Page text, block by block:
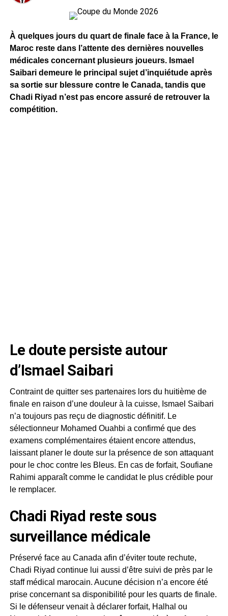
À quelques jours du quart de finale face à la France, le
Maroc reste dans l’attente des dernières nouvelles
médicales concernant plusieurs joueurs. Ismael
Saibari demeure le principal sujet d’inquiétude après
sa sortie sur blessure contre le Canada, tandis que
Chadi Riyad n’est pas encore assuré de retrouver la
compétition.
Le doute persiste autour
d’Ismael Saibari
Contraint de quitter ses partenaires lors du huitième de
finale en raison d’une douleur à la cuisse, Ismael Saibari
n’a toujours pas reçu de diagnostic définitif. Le
sélectionneur Mohamed Ouahbi a confirmé que des
examens complémentaires étaient encore attendus,
laissant planer le doute sur la présence de son attaquant
pour le choc contre les Bleus. En cas de forfait, Soufiane
Rahimi apparaît comme le candidat le plus crédible pour
le remplacer.
Chadi Riyad reste sous
surveillance médicale
Préservé face au Canada afin d’éviter toute rechute,
Chadi Riyad continue lui aussi d’être suivi de près par le
staff médical marocain. Aucune décision n’a encore été
prise concernant sa disponibilité pour les quarts de finale.
Si le défenseur venait à déclarer forfait, Halhal ou